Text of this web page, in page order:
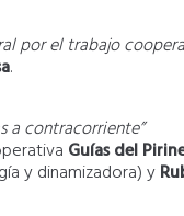
por el trabajo
.
a contracorriente”
Guías del
y dinamizadora) y